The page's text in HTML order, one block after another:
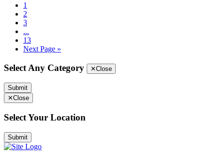
1
2
3
...
13
Next Page »
Select Any Category ✕Close
Submit
✕Close
Select Your Location
Submit